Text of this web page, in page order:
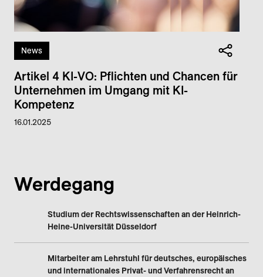
News
Artikel 4 KI-VO: Pflichten und Chancen für
Unternehmen im Umgang mit KI-
Kompetenz
16.01.2025
Werdegang
Studium der Rechtswissenschaften an der Heinrich-
Heine-Universität Düsseldorf
Mitarbeiter am Lehrstuhl für deutsches, europäisches
und internationales Privat- und Verfahrensrecht an